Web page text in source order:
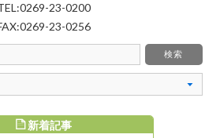
23-0200
23-0256
新着記事